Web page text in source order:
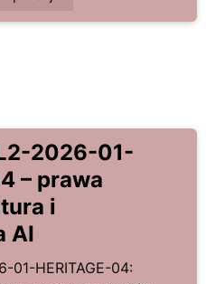
2026-01-
– prawa
i
AI
01-HERITAGE-04: